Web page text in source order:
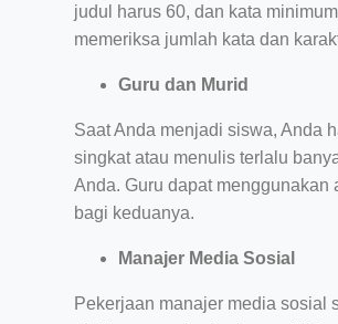
judul harus 60, dan kata
memeriksa jumlah kata dan
Guru dan Murid
Saat Anda menjadi siswa, Anda
singkat atau menulis terlalu
Anda. Guru dapat
bagi keduanya.
Manajer Media Sosial
Pekerjaan manajer media sosial